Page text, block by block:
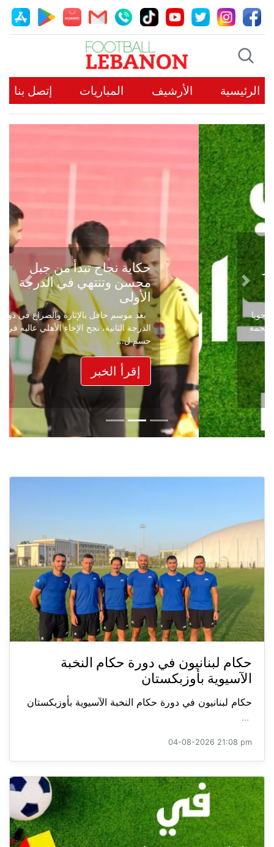
الرئيسية الأرشيف المباريات إتصل بنا
حكاية نجاح تبدأ من جبل
محسن وتنتهي في الدرجة
الأولى
بعد موسم حافل بالإثارة والصراع في دوري
الدرجة الثانية، نجح الإخاء الأهلي عاليه في
حسم ل...
إقرأ الخبر
Previous
Next
حكام لبنانيون في دورة حكام النخبة
الآسيوية بأوزبكستان
حكام لبنانيون في دورة حكام النخبة الآسيوية بأوزبكستان
...
04-08-2026 21:08 pm